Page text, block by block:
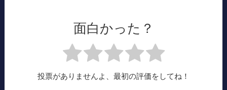
面白かった？
投票がありませんよ、最初の評価をしてね！